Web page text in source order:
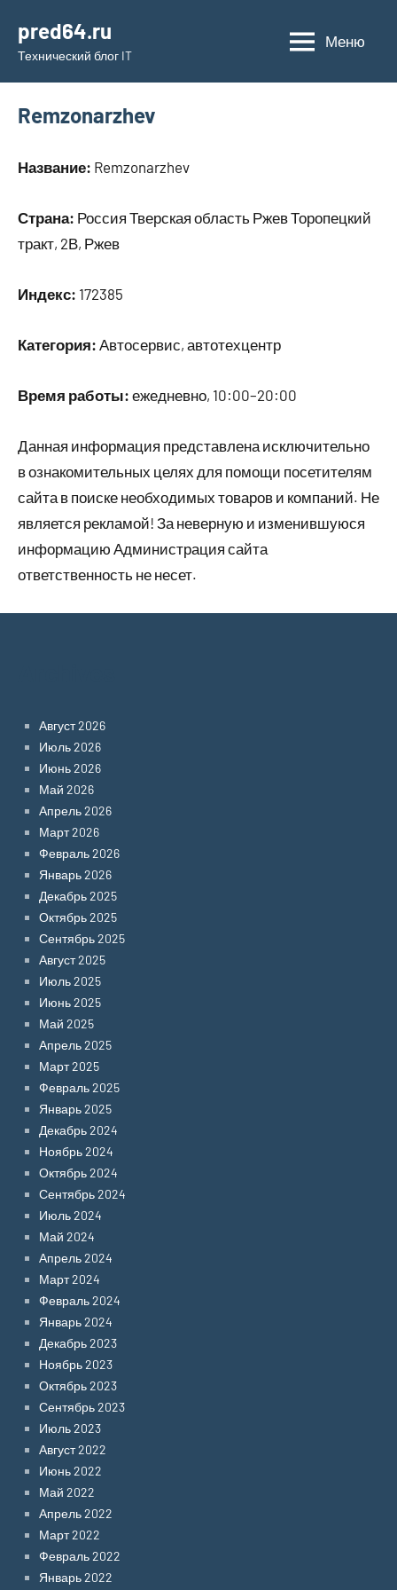
содержимому
pred64.ru
Технический блог IT
Меню
Remzonarzhev
Название: Remzonarzhev
Страна: Россия Тверская область Ржев Торопецкий
тракт, 2В, Ржев
Индекс: 172385
Категория: Автосервис, автотехцентр
Время работы: ежедневно, 10:00–20:00
Данная информация представлена исключительно
в ознакомительных целях для помощи посетителям
сайта в поиске необходимых товаров и компаний. Не
является рекламой! За неверную и изменившуюся
информацию Администрация сайта
ответственность не несет.
Август 2026
Июль 2026
Июнь 2026
Май 2026
Апрель 2026
Март 2026
Февраль 2026
Январь 2026
Декабрь 2025
Октябрь 2025
Сентябрь 2025
Август 2025
Июль 2025
Июнь 2025
Май 2025
Апрель 2025
Март 2025
Февраль 2025
Январь 2025
Декабрь 2024
Ноябрь 2024
Октябрь 2024
Сентябрь 2024
Июль 2024
Май 2024
Апрель 2024
Март 2024
Февраль 2024
Январь 2024
Декабрь 2023
Ноябрь 2023
Октябрь 2023
Сентябрь 2023
Июль 2023
Август 2022
Июнь 2022
Май 2022
Апрель 2022
Март 2022
Февраль 2022
Январь 2022